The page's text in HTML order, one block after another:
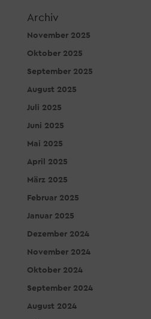
Archiv
November 2025
Oktober 2025
September 2025
August 2025
Juli 2025
Juni 2025
Mai 2025
April 2025
März 2025
Februar 2025
Januar 2025
Dezember 2024
November 2024
Oktober 2024
September 2024
August 2024